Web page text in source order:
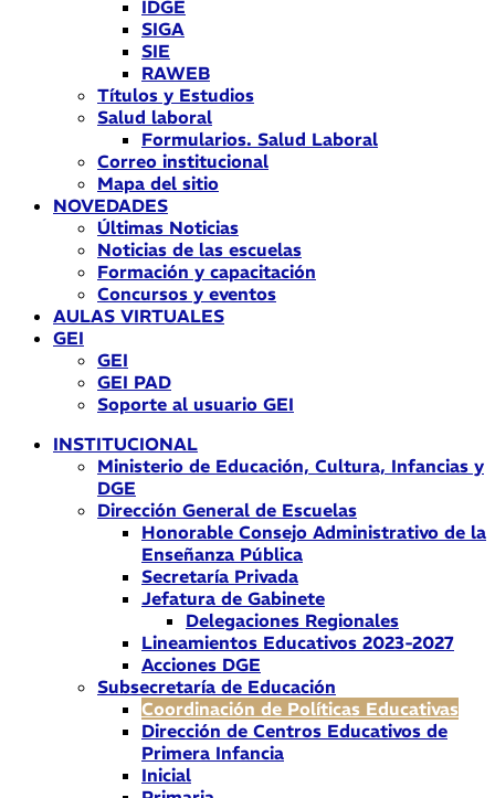
IDGE
SIGA
SIE
RAWEB
Títulos y Estudios
Salud laboral
Formularios. Salud Laboral
Correo institucional
Mapa del sitio
NOVEDADES
Últimas Noticias
Noticias de las escuelas
Formación y capacitación
Concursos y eventos
AULAS VIRTUALES
GEI
GEI
GEI PAD
Soporte al usuario GEI
INSTITUCIONAL
Ministerio de Educación, Cultura, Infancias y
DGE
Dirección General de Escuelas
Honorable Consejo Administrativo de la
Enseñanza Pública
Secretaría Privada
Jefatura de Gabinete
Delegaciones Regionales
Lineamientos Educativos 2023-2027
Acciones DGE
Subsecretaría de Educación
Coordinación de Políticas Educativas
Dirección de Centros Educativos de
Primera Infancia
Inicial